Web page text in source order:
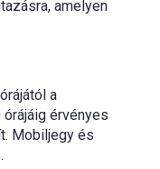
amelyen
a
órájáig érvényes
Mobiljegy és